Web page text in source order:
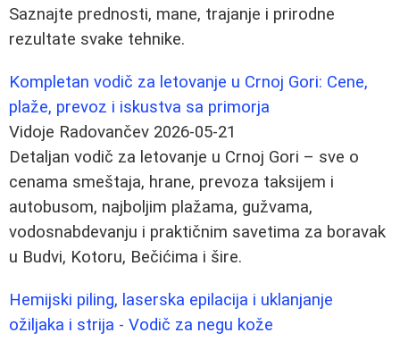
Saznajte prednosti, mane, trajanje i prirodne
rezultate svake tehnike.
Kompletan vodič za letovanje u Crnoj Gori: Cene,
plaže, prevoz i iskustva sa primorja
Vidoje Radovančev 2026-05-21
Detaljan vodič za letovanje u Crnoj Gori – sve o
cenama smeštaja, hrane, prevoza taksijem i
autobusom, najboljim plažama, gužvama,
vodosnabdevanju i praktičnim savetima za boravak
u Budvi, Kotoru, Bečićima i šire.
Hemijski piling, laserska epilacija i uklanjanje
ožiljaka i strija - Vodič za negu kože